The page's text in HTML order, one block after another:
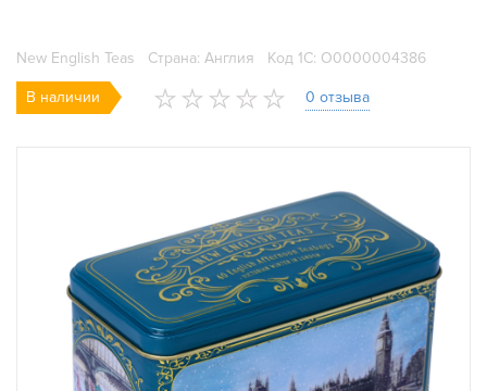
New English Teas Страна: Англия Код 1С: О0000004386
В наличии 0 отзыва